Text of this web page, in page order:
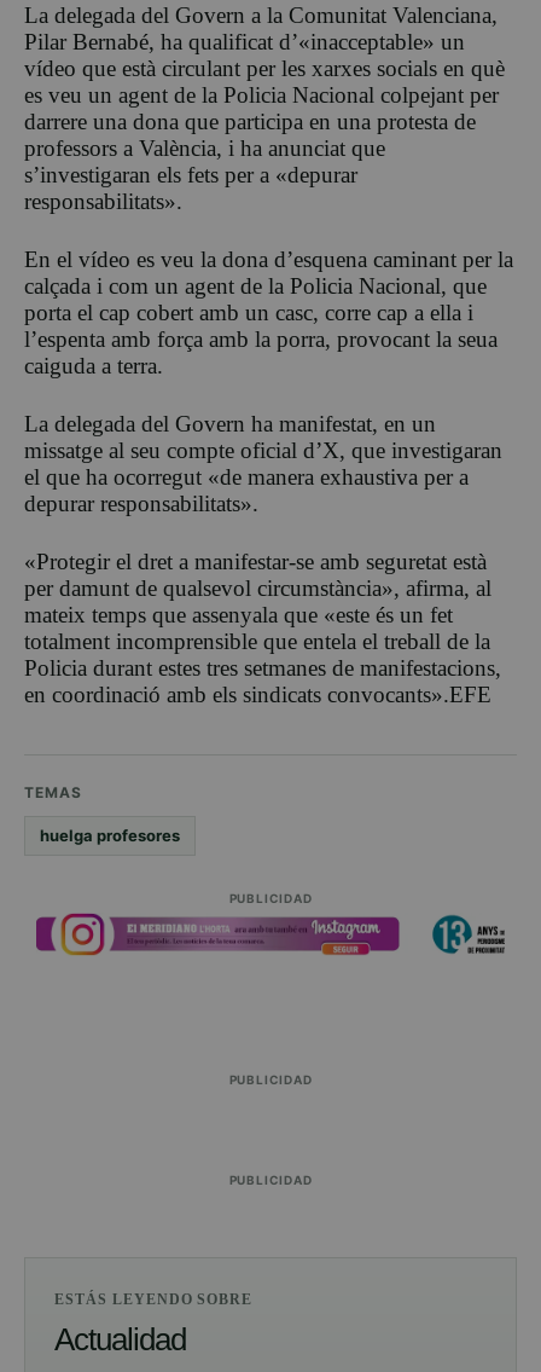
La delegada del Govern a la Comunitat Valenciana,
Pilar Bernabé, ha qualificat d’«inacceptable» un
vídeo que està circulant per les xarxes socials en què
es veu un agent de la Policia Nacional colpejant per
darrere una dona que participa en una protesta de
professors a València, i ha anunciat que
s’investigaran els fets per a «depurar
responsabilitats».
En el vídeo es veu la dona d’esquena caminant per la
calçada i com un agent de la Policia Nacional, que
porta el cap cobert amb un casc, corre cap a ella i
l’espenta amb força amb la porra, provocant la seua
caiguda a terra.
La delegada del Govern ha manifestat, en un
missatge al seu compte oficial d’X, que investigaran
el que ha ocorregut «de manera exhaustiva per a
depurar responsabilitats».
«Protegir el dret a manifestar-se amb seguretat està
per damunt de qualsevol circumstància», afirma, al
mateix temps que assenyala que «este és un fet
totalment incomprensible que entela el treball de la
Policia durant estes tres setmanes de manifestacions,
en coordinació amb els sindicats convocants».EFE
TEMAS
huelga profesores
PUBLICIDAD
PUBLICIDAD
PUBLICIDAD
ESTÁS LEYENDO SOBRE
Actualidad